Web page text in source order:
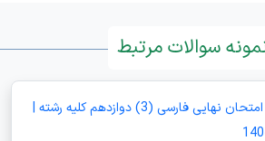
سوالات مرتبط
سوالات امتحان نهایی فارسی (3) دوازدهم کلیه رشته |